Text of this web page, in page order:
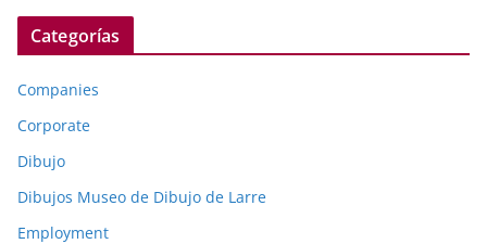
Categorías
Companies
Corporate
Dibujo
Dibujos Museo de Dibujo de Larre
Employment